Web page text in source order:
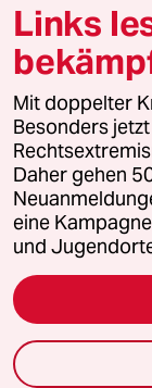
© 2026 taz
Alle Rechte
wenden Sie sich bitte
Feedback
Leitlinie
Seitenwende
Links
Mit doppelter
Besonders
Daher gehen
eine
und